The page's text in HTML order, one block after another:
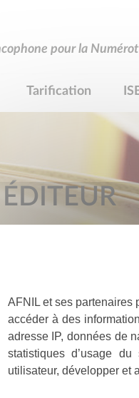
pour la
Tarification
ÉDITEUR
AFNIL et ses partenaires
accéder à des
adresse IP, données de
statistiques d’usage
utilisateur, développer et